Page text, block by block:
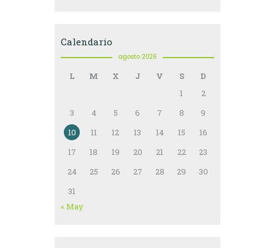
Calendario
agosto 2026
L M X J V S
D
1
2
3
4 5 6 7 8
9
10
11 12 13 14 15
16
17
18 19 20 21 22
23
24
25 26 27 28 29
30
31
« May